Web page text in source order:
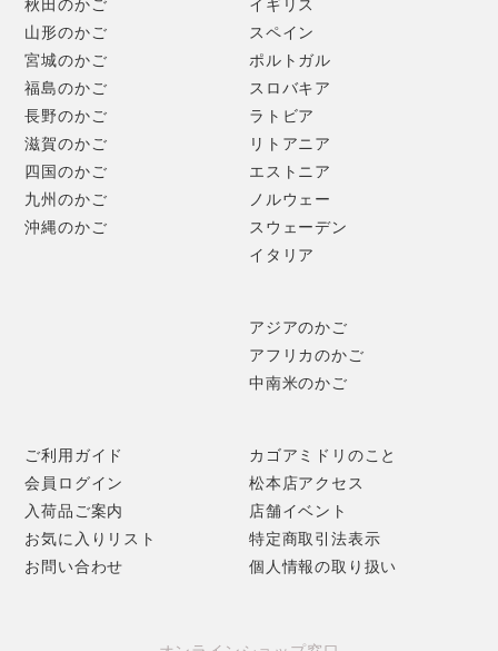
秋田のかご
山形のかご
宮城のかご
福島のかご
長野のかご
滋賀のかご
四国のかご
九州のかご
沖縄のかご
イギリス
スペイン
ポルトガル
スロバキア
ラトビア
リトアニア
エストニア
ノルウェー
スウェーデン
イタリア
アジアのかご
アフリカのかご
中南米のかご
ご利用ガイド
会員ログイン
入荷品ご案内
お気に入りリスト
お問い合わせ
カゴアミドリのこと
松本店アクセス
店舗イベント
特定商取引法表示
個人情報の取り扱い